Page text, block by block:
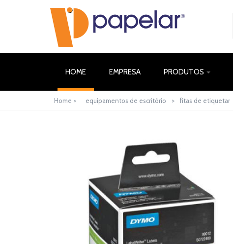
HOME (CURRENT)EMPRESA PRODUTOS
Home > equipamentos de escritório > fitas de etiquetar